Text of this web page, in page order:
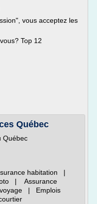
vous acceptez les
Top 12
Québec
Québec
habitation |
| Assurance
| Emplois